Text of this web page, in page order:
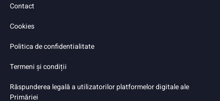
Contact
Cookies
Politica de confidentialitate
Termeni și condiții
Răspunderea legală a utilizatorilor platformelor digitale ale
Primăriei